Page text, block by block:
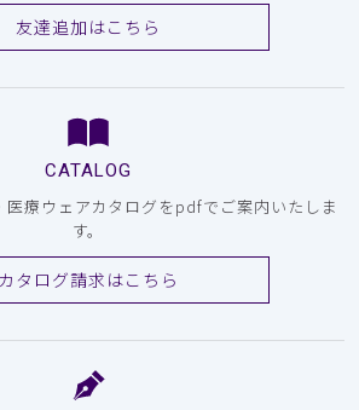
友達追加はこちら
CATALOG
医療ウェアカタログをpdfでご案内いたしま
す。
カタログ請求はこちら